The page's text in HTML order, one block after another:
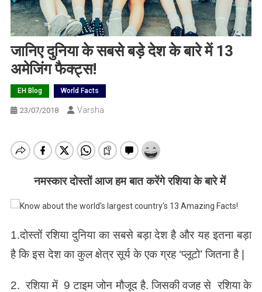
जानिए दुनिया के सबसे बड़े देश के बारे में 13
अमेजिंग फैक्ट्स!
EH Blog World Facts
23/07/2018 Varsha
नमस्कार दोस्तों आज हम बात करेंगे रशिया के बारे में
1.दोस्तों रशिया दुनिया का सबसे बड़ा देश है और यह इतना बड़ा
है कि इस देश का कुल क्षेत्र सूर्य के एक ग्रह ‘प्लूटो’ जितना है |
2. रशिया में 9 टाइम जोन मौजूद है. जिसकी वजह से रशिया के